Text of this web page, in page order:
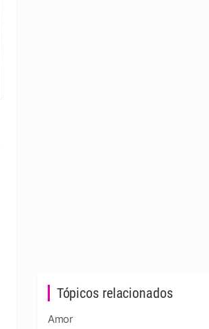
Tópicos relacionados
Amor